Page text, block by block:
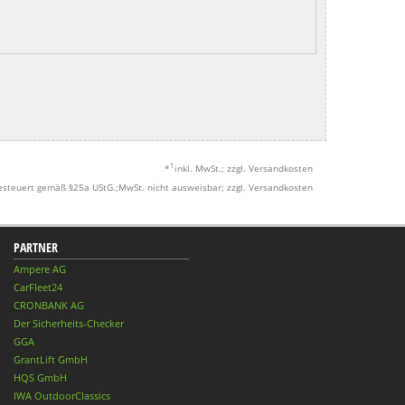
* 1 inkl. MwSt.; zzgl. Versandkosten
gemäß §25a UStG.;MwSt. nicht ausweisbar; zzgl. Versandkosten
PARTNER
Ampere AG
CarFleet24
CRONBANK AG
Der Sicherheits-Checker
GGA
GrantLift GmbH
HQS GmbH
IWA OutdoorClassics